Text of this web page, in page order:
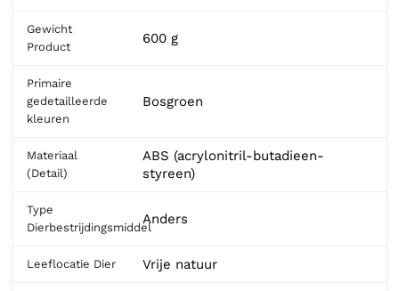
Gewicht
Product
600 g
Primaire
gedetailleerde
kleuren
Bosgroen
Materiaal
(Detail)
ABS (acrylonitril-butadieen-
styreen)
Type
Dierbestrijdingsmiddel
Anders
Leeflocatie Dier Vrije natuur